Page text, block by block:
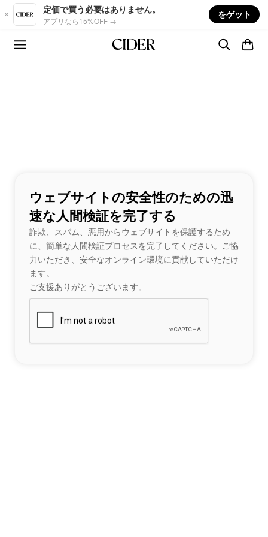
Skip to main content
定価で買う必要はありません。
アプリなら15%OFF →
をゲット
ウェブサイトの安全性のための迅
速な人間検証を完了する
詐欺、スパム、悪用からウェブサイトを保護するため
に、簡単な人間検証プロセスを完了してください。ご協
力いただき、安全なオンライン環境に貢献していただけ
ます。
ご支援ありがとうございます。